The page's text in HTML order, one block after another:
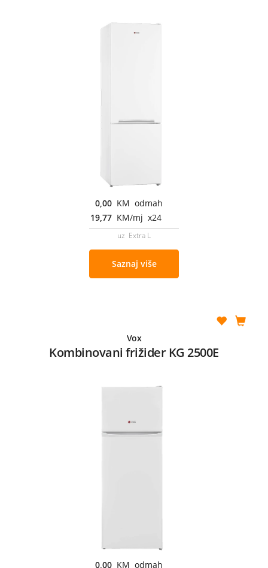
0,00 KM odmah
19,77 KM/mj x24
uz Extra L
Saznaj više
Vox
Kombinovani frižider KG 2500E
0,00 KM odmah